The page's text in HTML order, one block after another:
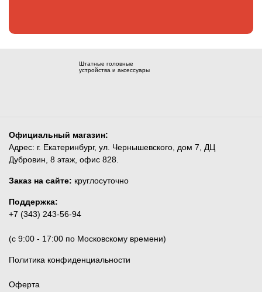
Штатные головные
устройства и аксессуары
Официальный магазин:
Адрес: г. Екатеринбург, ул. Чернышевского, дом 7, ДЦ
Дубровин, 8 этаж, офис 828.
Заказ на сайте: круглосуточно
Поддержка:
+7 (343) 243-56-94
(c 9:00 - 17:00 по Московскому времени)
Политика конфиденциальности
Оферта